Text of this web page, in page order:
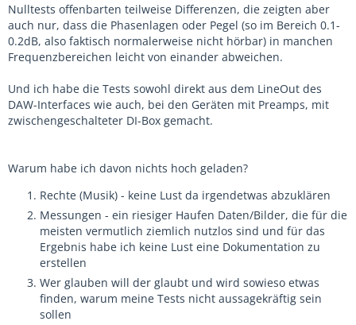
Nulltests offenbarten teilweise Differenzen, die zeigten aber
auch nur, dass die Phasenlagen oder Pegel (so im Bereich 0.1-
0.2dB, also faktisch normalerweise nicht hörbar) in manchen
Frequenzbereichen leicht von einander abweichen.
Und ich habe die Tests sowohl direkt aus dem LineOut des
DAW-Interfaces wie auch, bei den Geräten mit Preamps, mit
zwischengeschalteter DI-Box gemacht.
Warum habe ich davon nichts hoch geladen?
Rechte (Musik) - keine Lust da irgendetwas abzuklären
Messungen - ein riesiger Haufen Daten/Bilder, die für die
meisten vermutlich ziemlich nutzlos sind und für das
Ergebnis habe ich keine Lust eine Dokumentation zu
erstellen
Wer glauben will der glaubt und wird sowieso etwas
finden, warum meine Tests nicht aussagekräftig sein
sollen